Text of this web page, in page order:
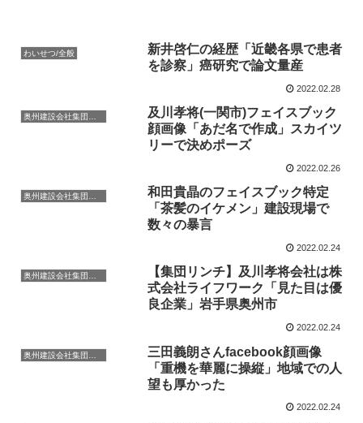
わいせつ/全般
新井啓仁の経歴「近畿各県で患者
を診察」癌研究で論文量産
2022.02.28
及川孝将(一関市)フェイスブック
顔画像「あだ名で作成」スカイツ
リーで決めポーズ
2022.02.26
和田貴晶のフェイスブック特定
「茶髪のイケメン」建設現場で
数々の暴言
2022.02.24
【集団リンチ】及川孝将会社は株
式会社ライフワーク「見た目は優
良企業」岩手県奥州市
2022.02.24
三田義朗さんfacebook顔画像
「重機を華麗に操縦」地域での人
望も厚かった
2022.02.24